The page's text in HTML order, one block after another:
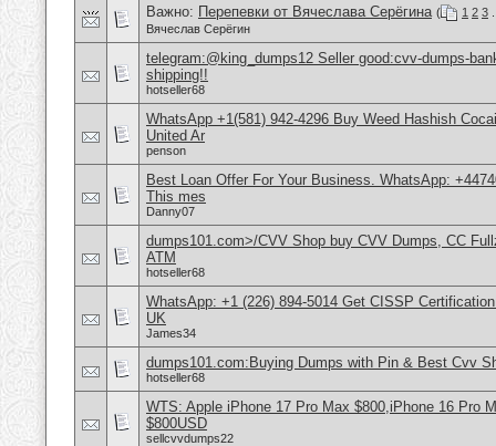
Важно: Перепевки от Вячеслава Серёгина ( 1 2 3
Вячеслав Серёгин
telegram:@king_dumps12 Seller good:cvv-dumps-
shipping!!
hotseller68
WhatsApp +1(581) 942-4296 Buy Weed Hashish
United Ar
penson
Best Loan Offer For Your Business. WhatsApp:
This mes
Danny07
dumps101.com>/CVV Shop buy CVV Dumps, CC
ATM
hotseller68
WhatsApp: +1 (226) 894-5014​ Get CISSP
UK
James34
dumps101.com:Buying Dumps with Pin & Best Cvv
hotseller68
WTS: Apple iPhone 17 Pro Max $800,iPhone 16 Pro
$800USD
sellcvvdumps22